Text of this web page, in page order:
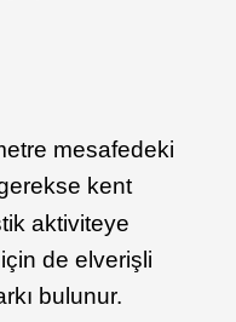
mesafedeki
kent
aktiviteye
de elverişli
bulunur.